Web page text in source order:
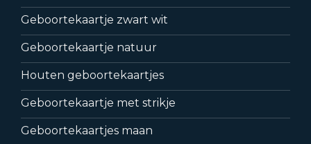
Geboortekaartje zwart wit
Geboortekaartje natuur
Houten geboortekaartjes
Geboortekaartje met strikje
Geboortekaartjes maan